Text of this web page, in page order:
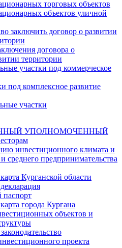
торговых объектов
объектов уличной
заключить договор о развитии
договора о
территории
участки под коммерческое
под комплексное развитие
участки
УПОЛНОМОЧЕННЫЙ
инвестиционного климата и
среднего предпринимательства
Курганской области
города Кургана
объектов и
проекта